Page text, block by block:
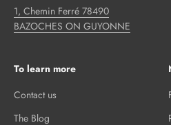
1, Chemin Ferré 78490
BAZOCHES ON GUYONNE
To learn more
Contact us
The Blog